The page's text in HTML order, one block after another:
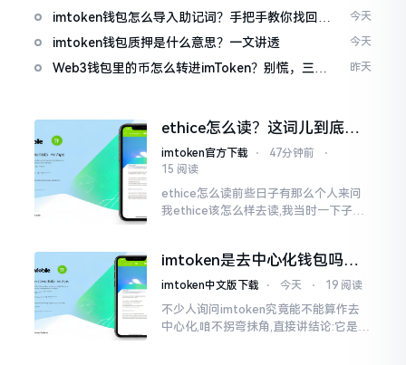
imtoken钱包怎么导入助记词？手把手教你找回资
产
今天
imtoken钱包质押是什么意思？一文讲透 今天
Web3钱包里的币怎么转进imToken？别慌，三步
昨天
ethice怎么读？这词儿到底念
啥，别搞错了
imtoken官方下载 ⋅ 47分钟前
⋅
15 阅读
ethice怎么读前些日子有那么个人来问
我ethice该怎么样去读,我当时一下子就
呢拼写方面却少了一个字母
imtoken是去中心化钱包吗？
看完这篇不踩坑
imtoken中文版下载 ⋅ 今天 ⋅ 19 阅读
不少人询问imtoken究竟能不能算作去
中心化,咱不拐弯抹角,直接讲结论:它是一